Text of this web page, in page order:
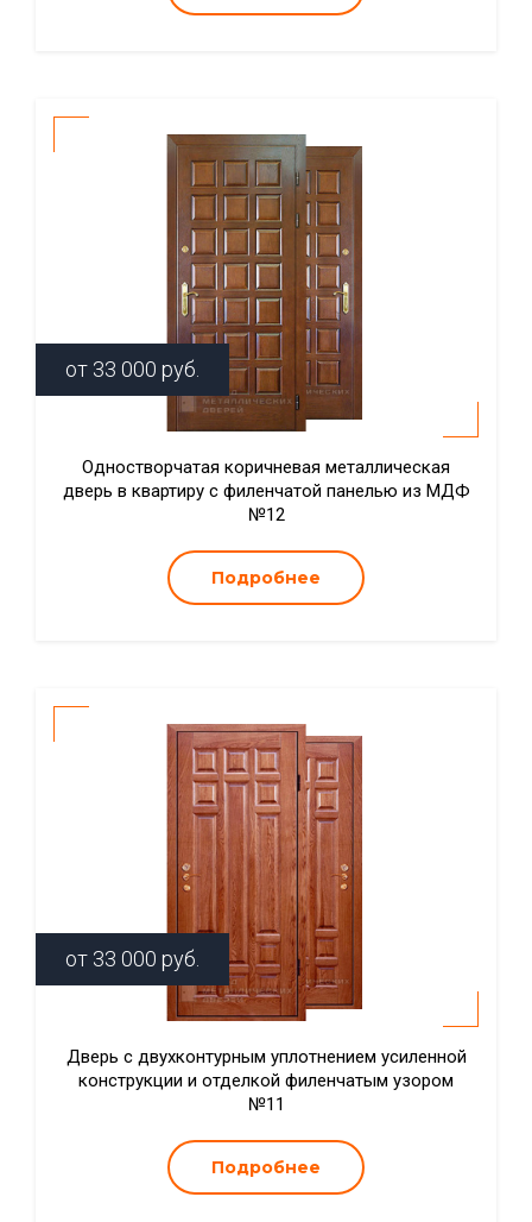
от 33 000 руб.
Одностворчатая коричневая металлическая
дверь в квартиру с филенчатой панелью из МДФ
№12
Подробнее
от 33 000 руб.
Дверь с двухконтурным уплотнением усиленной
конструкции и отделкой филенчатым узором
№11
Подробнее